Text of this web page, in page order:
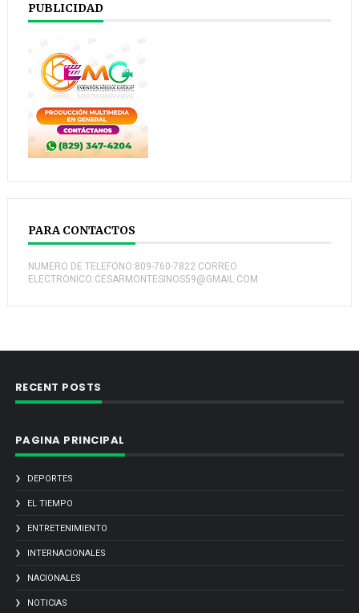
PUBLICIDAD
PARA CONTACTOS
NUMERO DE TELEFONO:809-760-7822 CORREO
ELECTRONICO:CESARMONTESINOS59@GMAIL.COM
RECENT POSTS
PAGINA PRINCIPAL
DEPORTES
EL TIEMPO
ENTRETENIMIENTO
INTERNACIONALES
NACIONALES
NOTICIAS